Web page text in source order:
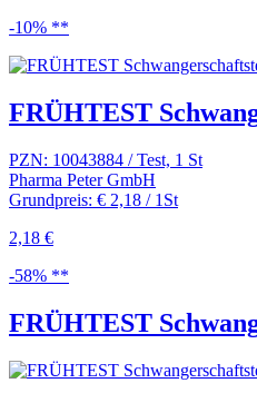
-10% **
FRÜHTEST
PZN: 10043884 / Test, 1 St
Pharma Peter GmbH
Grundpreis: € 2,18 / 1St
2,18 €
-58% **
FRÜHTEST